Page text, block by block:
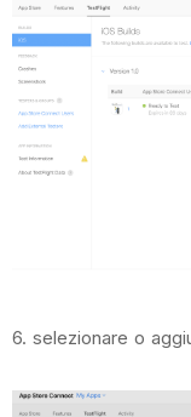
6. selezionare o